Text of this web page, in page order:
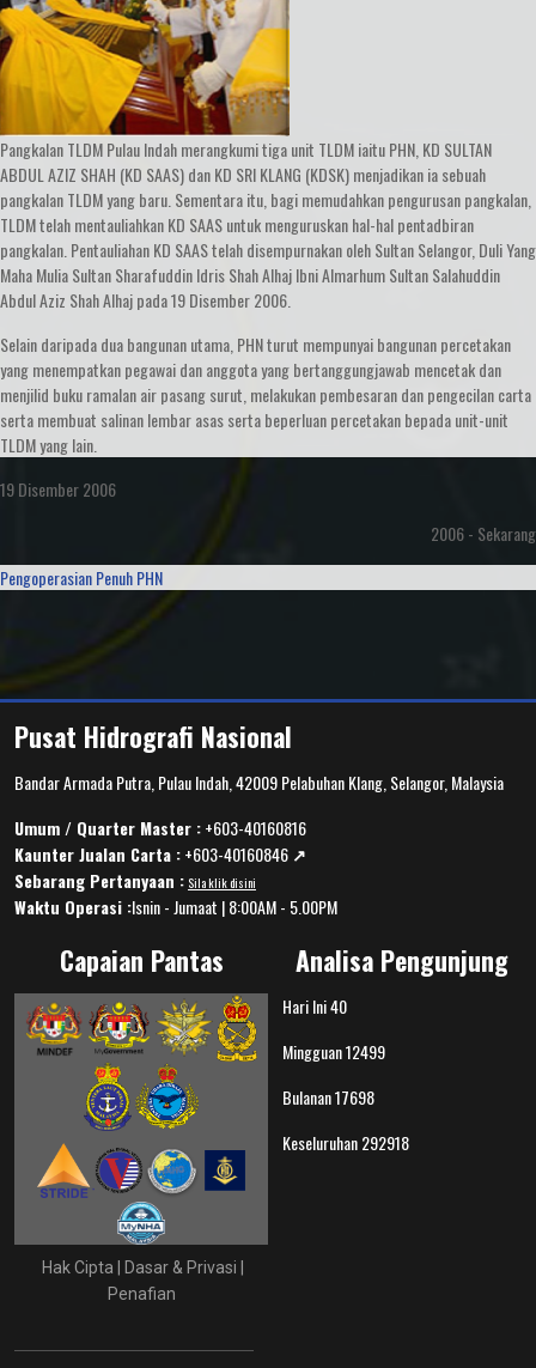
Pangkalan TLDM Pulau Indah merangkumi tiga unit TLDM iaitu PHN, KD SULTAN
ABDUL AZIZ SHAH (KD SAAS) dan KD SRI KLANG (KDSK) menjadikan ia sebuah
pangkalan TLDM yang baru. Sementara itu, bagi memudahkan pengurusan pangkalan,
TLDM telah mentauliahkan KD SAAS untuk menguruskan hal-hal pentadbiran
pangkalan. Pentauliahan KD SAAS telah disempurnakan oleh Sultan Selangor, Duli Yang
Maha Mulia Sultan Sharafuddin Idris Shah Alhaj Ibni Almarhum Sultan Salahuddin
Abdul Aziz Shah Alhaj pada 19 Disember 2006.
Selain daripada dua bangunan utama, PHN turut mempunyai bangunan percetakan
yang menempatkan pegawai dan anggota yang bertanggungjawab mencetak dan
menjilid buku ramalan air pasang surut, melakukan pembesaran dan pengecilan carta
serta membuat salinan lembar asas serta beperluan percetakan bepada unit-unit
TLDM yang lain.
19 Disember 2006
2006 - Sekarang
Pengoperasian Penuh PHN
Pusat Hidrografi Nasional
Bandar Armada Putra, Pulau Indah, 42009 Pelabuhan Klang, Selangor, Malaysia
Umum / Quarter Master :+603-40160816
Kaunter Jualan Carta :+603-40160846 ↗️
Sebarang Pertanyaan : Sila klik disini
Waktu Operasi :Isnin - Jumaat | 8:00AM - 5.00PM
Capaian Pantas
Hak Cipta Dasar & Privasi
Penafian
Analisa Pengunjung
Hari Ini40
Mingguan12499
Bulanan17698
Keseluruhan292918